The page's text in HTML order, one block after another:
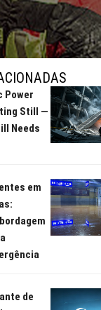
Power
Still —
Needs
em
de